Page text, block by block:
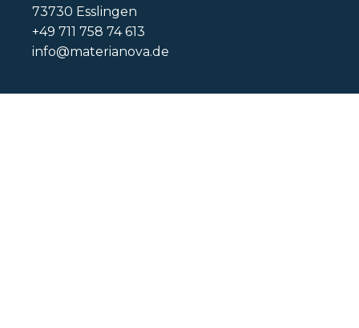
73730 Esslingen
+49 711 758 74 613
info@materianova.de